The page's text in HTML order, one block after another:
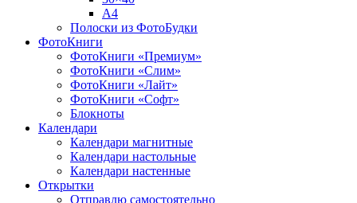
A4
Полоски из ФотоБудки
ФотоКниги
ФотоКниги «Премиум»
ФотоКниги «Слим»
ФотоКниги «Лайт»
ФотоКниги «Софт»
Блокноты
Календари
Календари магнитные
Календари настольные
Календари настенные
Открытки
Отправлю самостоятельно